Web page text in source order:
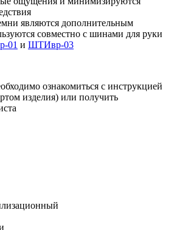
являются дополнительным
совместно с шинами для руки
01 и ШТИвр-03
ознакомиться с инструкцией
изделия) или получить